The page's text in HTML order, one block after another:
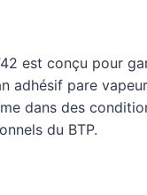
est conçu pour
adhésif pare
dans des
du BTP.